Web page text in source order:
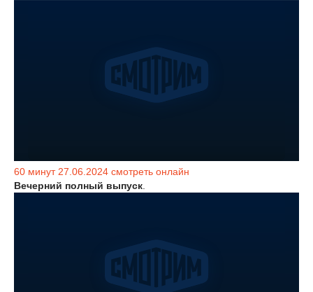
60 минут 27.06.2024 смотреть онлайн
Вечерний полный выпуск.